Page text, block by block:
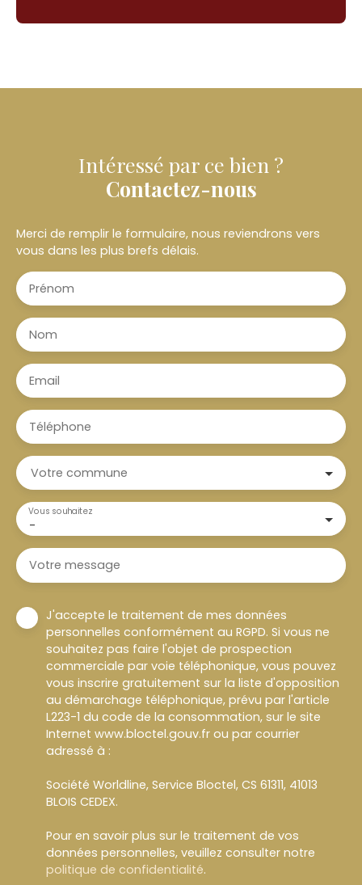
Intéressé par ce bien ?
Contactez-nous
Merci de remplir le formulaire, nous reviendrons vers
vous dans les plus brefs délais.
Prénom
Nom
Email
Téléphone
Votre commune
-
Vous souhaitez
Votre message
J'accepte le traitement de mes données
personnelles conformément au RGPD. Si vous ne
souhaitez pas faire l'objet de prospection
commerciale par voie téléphonique, vous pouvez
vous inscrire gratuitement sur la liste d'opposition
au démarchage téléphonique, prévu par l'article
L223-1 du code de la consommation, sur le site
Internet www.bloctel.gouv.fr ou par courrier
adressé à :
Société Worldline, Service Bloctel, CS 61311, 41013
BLOIS CEDEX.
Pour en savoir plus sur le traitement de vos
données personnelles, veuillez consulter notre
politique de confidentialité.